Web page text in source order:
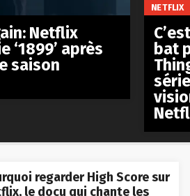
regarder High Score sur
le docu qui chante les
Netflix
‘1899’ après
saison
NETFLIX
bat